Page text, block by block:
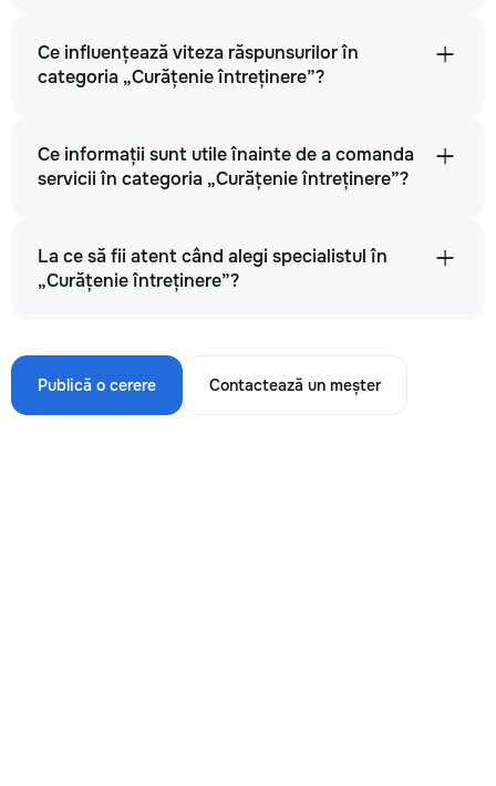
Ce influențează viteza răspunsurilor în
categoria „Curățenie întreținere”?
Ce informații sunt utile înainte de a comanda
servicii în categoria „Curățenie întreținere”?
La ce să fii atent când alegi specialistul în
„Curățenie întreținere”?
Publică o cerere Contactează un meșter